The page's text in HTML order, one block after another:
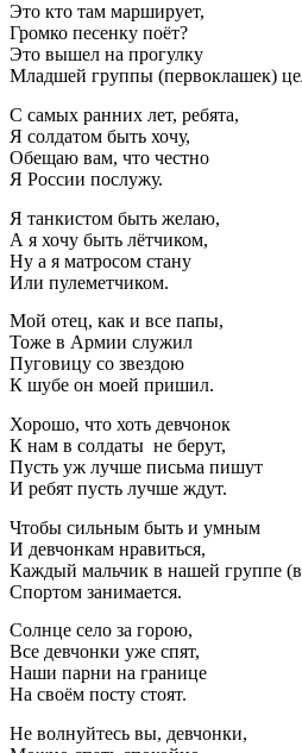
Это кто там марширует,
Громко песенку поёт?
Это вышел на прогулку
Младшей группы (первоклашек)
С самых ранних лет, ребята,
Я солдатом быть хочу,
Обещаю вам, что честно
Я России послужу.
Я танкистом быть желаю,
А я хочу быть лётчиком,
Ну а я матросом стану
Или пулеметчиком.
Мой отец, как и все папы,
Тоже в Армии служил
Пуговицу со звездою
К шубе он моей пришил.
Хорошо, что хоть девчонок
К нам в солдаты не берут,
Пусть уж лучше письма пишут
И ребят пусть лучше ждут.
Чтобы сильным быть и умным
И девчонкам нравиться,
Каждый мальчик в нашей группе
Спортом занимается.
Солнце село за горою,
Все девчонки уже спят,
Наши парни на границе
На своём посту стоят.
Не волнуйтесь вы, девчонки,